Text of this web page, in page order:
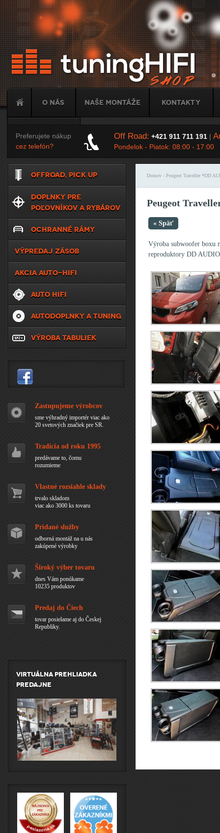
O nás Naše montáže Kontakty
Tuning
Preferujete nákup
cez telefón?
Off Road: +421 911 711 191|
Pondelok - Piatok: 08:00 - 17:00
Domov› Peugeot Traveller *DD
Peugeot
« Späť
Výroba subwoofer boxu
reproduktory DD
OFFROAD, PICK UP
DOPLNKY PRE
POĽOVNÍKOV A RYBÁROV
OCHRANNÉ RÁMY
VÝPREDAJ ZÁSOB
AKCIA AUTO-HIFI
AUTO HIFI
AUTODOPLNKY A TUNING
VÝROBA TABULIEK
Zastupujeme výrobcov
sme výhradný importér viac ako
20 svetových značiek pre SR.
Tradícia od roku 1995
predávame to, čomu
rozumieme
Vlastné rozsiahle sklady
trvalo skladom
viac ako 3000 ks tovaru
Pridané služby
odborná montáž na u nás
zakúpené výrobky
Široký výber tovaru
dnes Vám ponúkame
10235 produktov
Predaj do Čiech
tovar posielame aj do Českej
Republiky.
Virtuálna prehliadka
predajne